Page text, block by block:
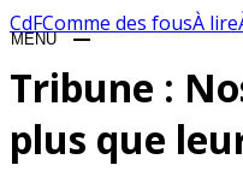
CdFComme des fousÀ lire
MENU
Tribune :
plus que